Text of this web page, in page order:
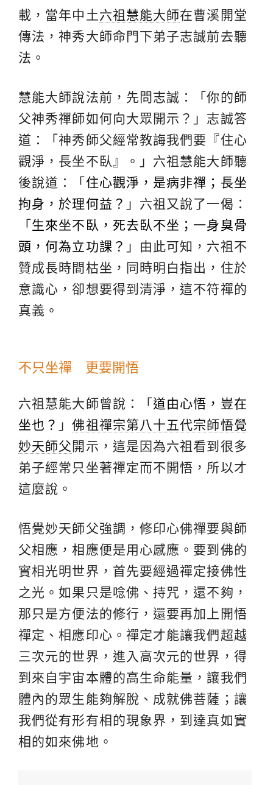
載，當年中土六祖慧能大師在曹溪開堂
傳法，神秀大師命門下弟子志誠前去聽
法。
慧能大師說法前，先問志誠：「你的師
父神秀禪師如何向大眾開示？」志誠答
道：「神秀師父經常教誨我們要『住心
觀淨，長坐不臥』。」六祖慧能大師聽
後說道：「 住心觀淨，是病非禪；長坐
拘身，於理何益？ 」六祖又說了一偈：
「 生來坐不臥，死去臥不坐；一身臭骨
頭，何為立功課？ 」由此可知，六祖不
贊成長時間枯坐，同時明白指出，住於
意識心，卻想要得到清淨，這不符禪的
真義。
不只坐禪 更要開悟
六祖慧能大師曾說：「 道由心悟，豈在
坐也？ 」佛祖禪宗第八十五代宗師悟覺
妙天師父 開示，這是因為六祖看到很多
弟子經常只坐著禪定而不開悟，所以才
這麼說。
悟覺妙天師父強調，修印心佛禪要與師
父相應，相應便是用心感應。要到佛的
實相光明世界，首先要經過禪定接佛性
之光。如果只是唸佛、持咒，還不夠，
那只是方便法的修行，還要再加上開悟
禪定、相應印心。禪定才能讓我們超越
三次元的世界，進入高次元的世界，得
到來自宇宙本體的高生命能量，讓我們
體內的眾生能夠解脫、成就佛菩薩；讓
我們從有形有相的現象界，到達真如實
相的如來佛地。